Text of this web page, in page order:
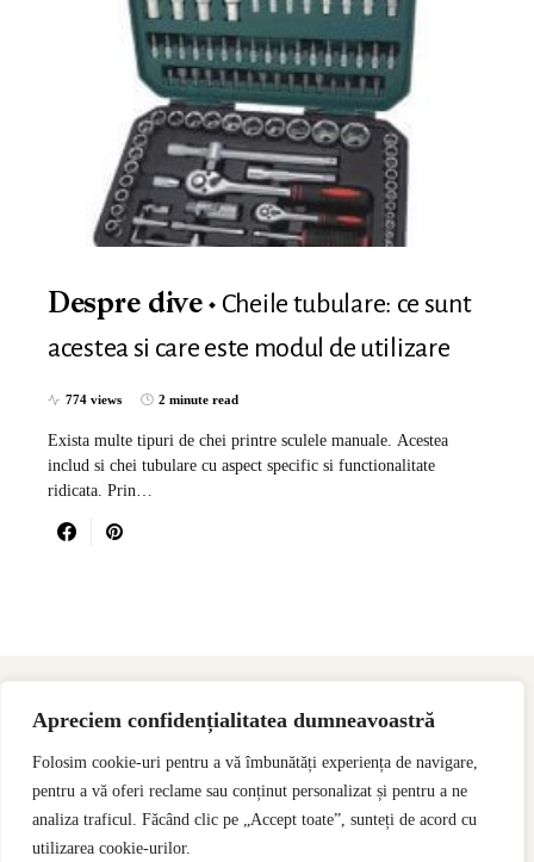
Apreciem confidențialitatea dumneavoastră
Folosim cookie-uri pentru a vă îmbunătăți experiența de navigare,
pentru a vă oferi reclame sau conținut personalizat și pentru a ne
analiza traficul. Făcând clic pe „Accept toate”, sunteți de acord cu
utilizarea cookie-urilor.
Despre dive
Cheile tubulare: ce sunt
acestea si care este modul de utilizare
774 views 2 minute read
Exista multe tipuri de chei printre sculele manuale. Acestea
includ si chei tubulare cu aspect specific si functionalitate
ridicata. Prin…